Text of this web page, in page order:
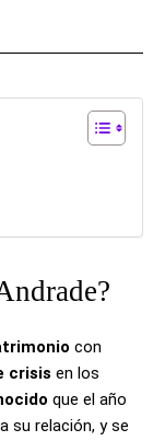
con
crisis en los
que el año
su relación, y se